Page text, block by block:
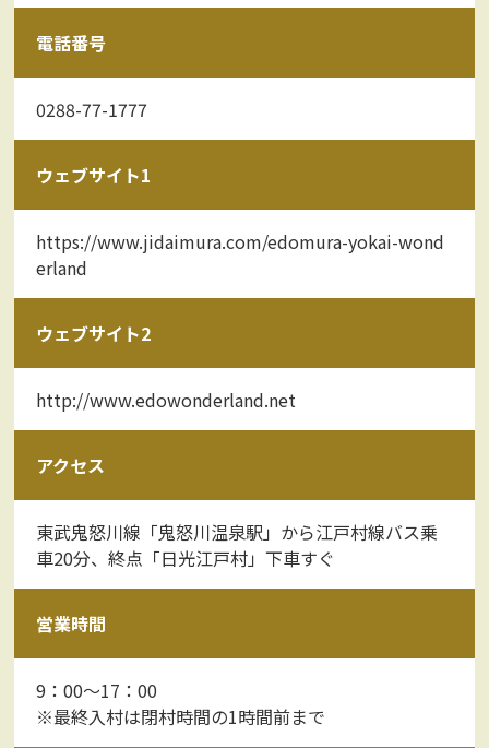
電話番号
0288-77-1777
ウェブサイト1
https://www.jidaimura.com/edomura-yokai-wond
erland
ウェブサイト2
http://www.edowonderland.net
アクセス
東武鬼怒川線「鬼怒川温泉駅」から江戸村線バス乗
車20分、終点「日光江戸村」下車すぐ
営業時間
9：00～17：00
※最終入村は閉村時間の1時間前まで